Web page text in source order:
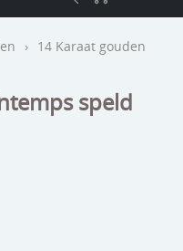
› 14 Karaat gouden
speld